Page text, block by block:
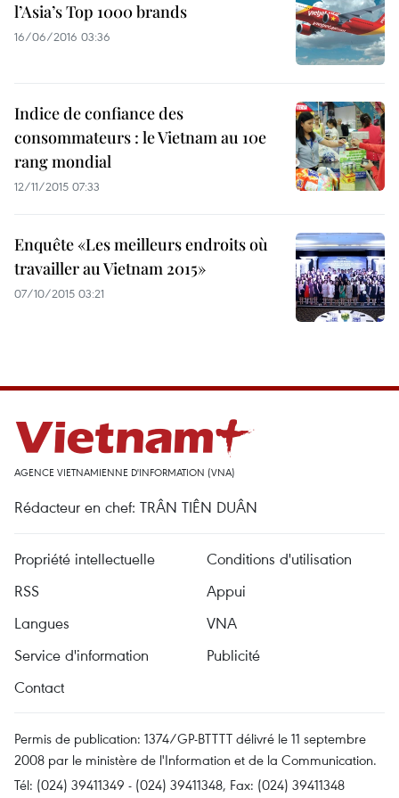
l’Asia’s Top 1000 brands
16/06/2016 03:36
Indice de confiance des
consommateurs : le Vietnam au 10e
rang mondial
12/11/2015 07:33
Enquête «Les meilleurs endroits où
travailler au Vietnam 2015»
07/10/2015 03:21
AGENCE VIETNAMIENNE D'INFORMATION (VNA)
Rédacteur en chef: TRÂN TIÊN DUÂN
Propriété intellectuelle
Conditions d'utilisation
RSS
Appui
Langues
VNA
Service d'information
Publicité
Contact
Permis de publication: 1374/GP-BTTTT délivré le 11 septembre
2008 par le ministère de l'Information et de la Communication.
Tél: (024) 39411349 - (024) 39411348, Fax: (024) 39411348